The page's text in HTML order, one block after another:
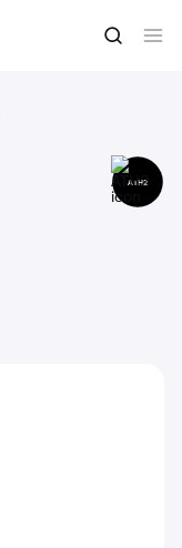
Acquista ATH2
ATH2